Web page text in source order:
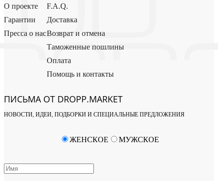
О проекте
Гарантии
Пресса о нас
F.A.Q.
Доставка
Возврат и отмена
Таможенные пошлины
Оплата
Помощь и контакты
ПИСЬМА ОТ DROPP.MARKET
НОВОСТИ, ИДЕИ, ПОДБОРКИ И СПЕЦИАЛЬНЫЕ ПРЕДЛОЖЕНИЯ
ЖЕНСКОЕ МУЖСКОЕ